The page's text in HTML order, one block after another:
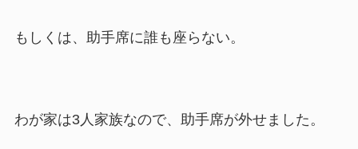
もしくは、助手席に誰も座らない。
わが家は3人家族なので、助手席が外せました。